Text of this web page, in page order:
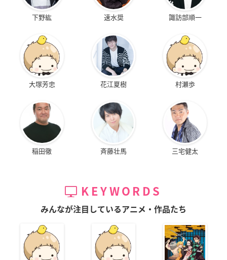
下野紘 速水奨 諏訪部順一
大塚芳忠 花江夏樹 村瀬歩
稲田徹 斉藤壮馬 三宅健太
KEYWORDS
みんなが注目しているアニメ・作品たち